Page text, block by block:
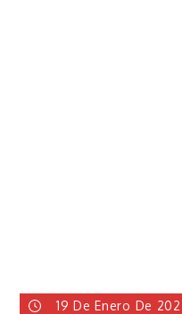
19 De Enero De